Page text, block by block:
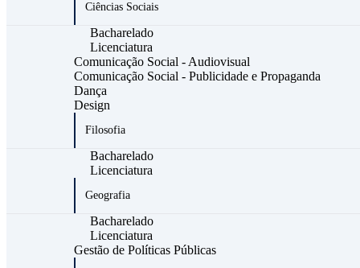
Ciências Sociais
Bacharelado
Licenciatura
Comunicação Social - Audiovisual
Comunicação Social - Publicidade e Propaganda
Dança
Design
Filosofia
Bacharelado
Licenciatura
Geografia
Bacharelado
Licenciatura
Gestão de Políticas Públicas